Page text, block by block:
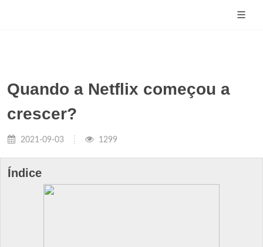
Quando a Netflix começou a
crescer?
2021-09-03 1299
Índice